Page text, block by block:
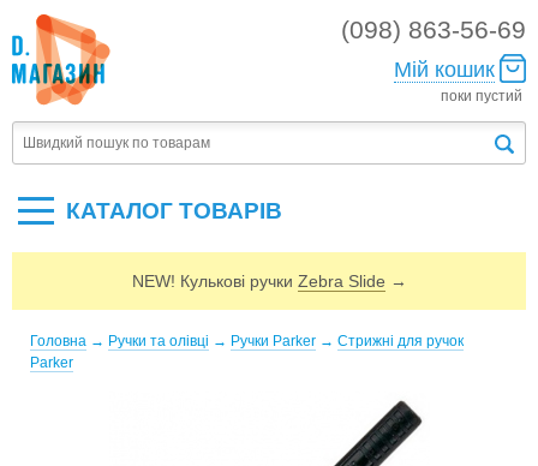
(098) 863-56-69
Мій кошик
поки пустий
КАТАЛОГ ТОВАРIВ
NEW! Кулькові ручки Zebra Slide →
Головна → Ручки та олівці → Ручки Parker → Стрижні для ручок
Parker